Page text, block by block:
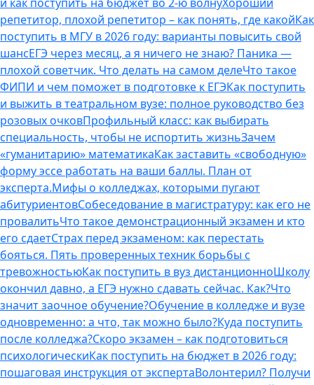
репетитор, плохой репетитор – как понять, где какойКак
поступить в МГУ в 2026 году: варианты повысить свой
шансЕГЭ через месяц, а я ничего не знаю? Паника —
плохой советчик. Что делать на самом делеЧто такое
ФИПИ и чем поможет в подготовке к ЕГЭКак поступить
и выжить в театральном вузе: полное руководство без
розовых очковПрофильный класс: как выбирать
специальность, чтобы не испортить жизньЗачем
«гуманитарию» математикаКак заставить «свободную»
форму эссе работать на ваши баллы. План от
эксперта.Мифы о колледжах, которыми пугают
абитуриентовСобеседование в магистратуру: как его не
провалитьЧто такое демонстрационный экзамен и кто
его сдаетСтрах перед экзаменом: как перестать
бояться. Пять проверенных техник борьбы с
тревожностьюКак поступить в вуз дистанционноШколу
окончил давно, а ЕГЭ нужно сдавать сейчас. Как?Что
значит заочное обучение?Обучение в колледже и вузе
одновременно: а что, так можно было?Куда поступить
после колледжа?Скоро экзамен – как подготовиться
психологическиКак поступить на бюджет в 2026 году:
пошаговая инструкция от экспертаВолонтерил? Получи